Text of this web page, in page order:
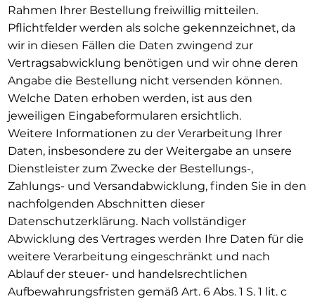
Rahmen Ihrer Bestellung freiwillig mitteilen.
Pflichtfelder werden als solche gekennzeichnet, da
wir in diesen Fällen die Daten zwingend zur
Vertragsabwicklung benötigen und wir ohne deren
Angabe die Bestellung nicht versenden können.
Welche Daten erhoben werden, ist aus den
jeweiligen Eingabeformularen ersichtlich.
Weitere Informationen zu der Verarbeitung Ihrer
Daten, insbesondere zu der Weitergabe an unsere
Dienstleister zum Zwecke der Bestellungs-,
Zahlungs- und Versandabwicklung, finden Sie in den
nachfolgenden Abschnitten dieser
Datenschutzerklärung. Nach vollständiger
Abwicklung des Vertrages werden Ihre Daten für die
weitere Verarbeitung eingeschränkt und nach
Ablauf der steuer- und handelsrechtlichen
Aufbewahrungsfristen gemäß Art. 6 Abs. 1 S. 1 lit. c